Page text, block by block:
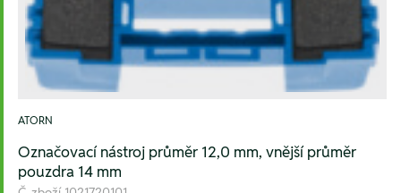
ATORN
Označovací nástroj průměr 12,0 mm, vnější průměr
pouzdra 14 mm